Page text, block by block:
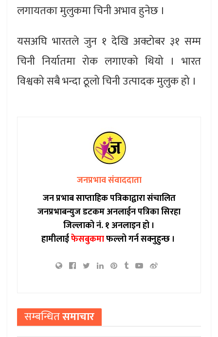
लगायतका मुलुकमा चिनी अभाव हुनेछ ।
यसअघि भारतले जुन १ देखि अक्टोबर ३१ सम्म
चिनी निर्यातमा रोक लगाएको थियो । भारत
विश्वको सबै भन्दा ठूलो चिनी उत्पादक मुलुक हो ।
जनप्रभाव संवाददाता
जन प्रभाब साप्ताहिक पत्रिकाद्वारा संचालित
जनप्रभाबन्युज डटकम अनलाईन पत्रिका सिरहा
जिल्लाको नं. १ अनलाइन हो ।
हामीलाईफेसबुकमाफल्लो गर्न सक्नुहुन्छ ।
सम्बन्धितसमाचार